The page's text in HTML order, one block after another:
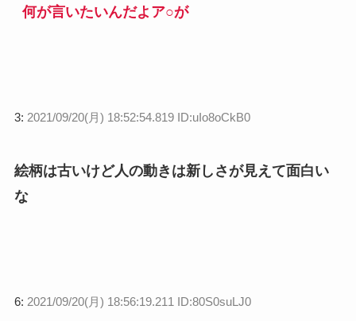
何が言いたいんだよア○が
3: 2021/09/20(月) 18:52:54.819 ID:uIo8oCkB0
絵柄は古いけど人の動きは新しさが見えて面白い
な
6: 2021/09/20(月) 18:56:19.211 ID:80S0suLJ0